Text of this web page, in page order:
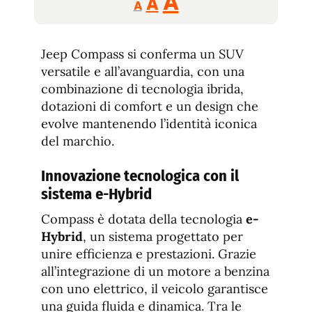
Atamaño
de
fuente
de
fuente.
Jeep Compass si conferma un SUV
versatile e all’avanguardia, con una
combinazione di tecnologia ibrida,
dotazioni di comfort e un design che
evolve mantenendo l’identità iconica
del marchio.
Innovazione tecnologica con il
sistema e-Hybrid
Compass è dotata della tecnologia e-
Hybrid, un sistema progettato per
unire efficienza e prestazioni. Grazie
all’integrazione di un motore a benzina
con uno elettrico, il veicolo garantisce
una guida fluida e dinamica. Tra le